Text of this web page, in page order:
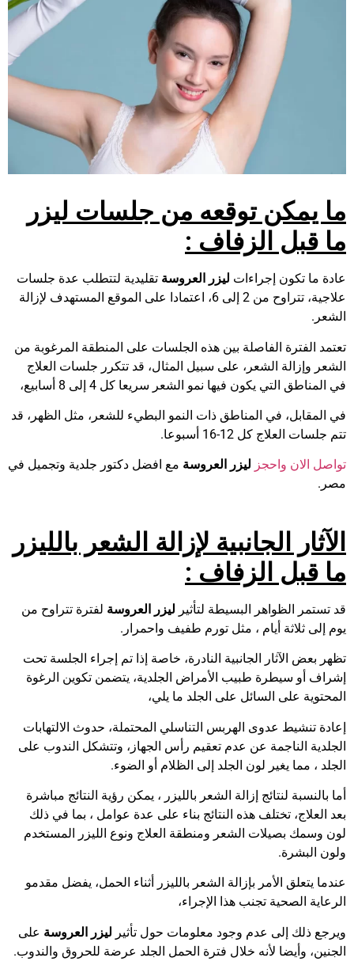
ما يمكن توقعه من جلسات ليزر
ما قبل الزفاف :
عادة ما تكون إجراءات ليزر العروسة تقليدية لتتطلب عدة جلسات
علاجية، تتراوح من 2 إلى 6، اعتمادا على الموقع المستهدف لإزالة
الشعر.
تعتمد الفترة الفاصلة بين هذه الجلسات على المنطقة المرغوبة من
الشعر وإزالة الشعر، على سبيل المثال، قد تتكرر جلسات العلاج
في المناطق التي يكون فيها نمو الشعر سريعا كل 4 إلى 8 أسابيع،
في المقابل، في المناطق ذات النمو البطيء للشعر، مثل الظهر، قد
تتم جلسات العلاج كل 12-16 أسبوعا.
تواصل الان واحجز ليزر العروسة مع افضل دكتور جلدية وتجميل في
مصر.
الآثار الجانبية لإزالة الشعر بالليزر
ما قبل الزفاف :
قد تستمر الظواهر البسيطة لتأثير ليزر العروسة لفترة تتراوح من
يوم إلى ثلاثة أيام ، مثل تورم طفيف واحمرار.
تظهر بعض الآثار الجانبية النادرة، خاصة إذا تم إجراء الجلسة تحت
إشراف أو سيطرة طبيب الأمراض الجلدية، يتضمن تكوين الرغوة
المحتوية على السائل على الجلد ما يلي،
إعادة تنشيط عدوى الهربس التناسلي المحتملة، حدوث الالتهابات
الجلدية الناجمة عن عدم تعقيم رأس الجهاز، وتتشكل الندوب على
الجلد ، مما يغير لون الجلد إلى الظلام أو الضوء.
أما بالنسبة لنتائج إزالة الشعر بالليزر ، يمكن رؤية النتائج مباشرة
بعد العلاج، تختلف هذه النتائج بناء على عدة عوامل ، بما في ذلك
لون وسمك بصيلات الشعر ومنطقة العلاج ونوع الليزر المستخدم
ولون البشرة.
عندما يتعلق الأمر بإزالة الشعر بالليزر أثناء الحمل، يفضل مقدمو
الرعاية الصحية تجنب هذا الإجراء،
ويرجع ذلك إلى عدم وجود معلومات حول تأثير ليزر العروسة على
الجنين، وأيضا لأنه خلال فترة الحمل الجلد عرضة للحروق والندوب.